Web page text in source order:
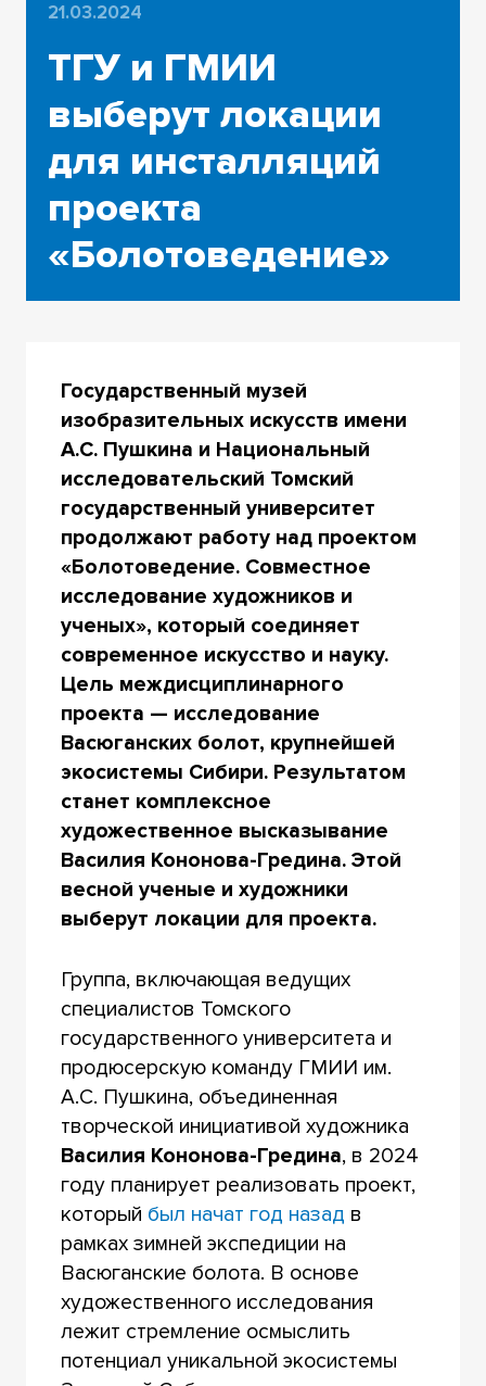
21.03.2024
ТГУ и ГМИИ
выберут локации
для инсталляций
проекта
«Болотоведение»
Государственный музей
изобразительных искусств имени
А.С. Пушкина и Национальный
исследовательский Томский
государственный университет
продолжают работу над проектом
«Болотоведение. Совместное
исследование художников и
ученых», который соединяет
современное искусство и науку.
Цель междисциплинарного
проекта — исследование
Васюганских болот, крупнейшей
экосистемы Сибири. Результатом
станет комплексное
художественное высказывание
Василия Кононова-Гредина. Этой
весной ученые и художники
выберут локации для проекта.
Группа, включающая ведущих
специалистов Томского
государственного университета и
продюсерскую команду ГМИИ им.
А.С. Пушкина, объединенная
творческой инициативой художника
Василия Кононова-Гредина, в 2024
году планирует реализовать проект,
который был начат год назад в
рамках зимней экспедиции на
Васюганские болота. В основе
художественного исследования
лежит стремление осмыслить
потенциал уникальной экосистемы